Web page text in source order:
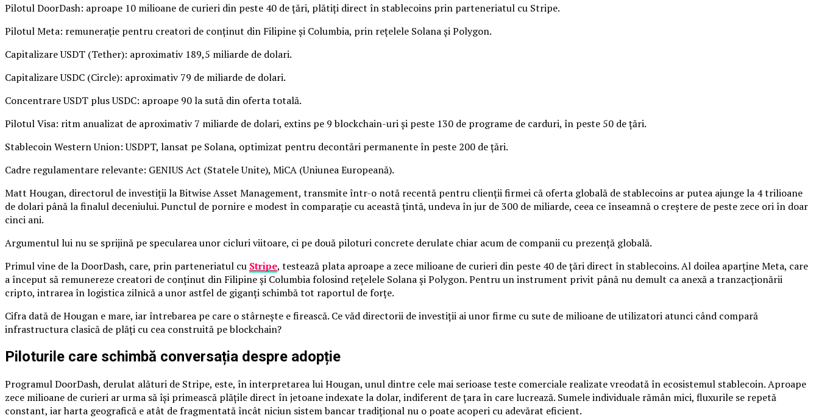
Pilotul DoorDash: aproape 10 milioane de curieri din peste 40 de țări, plătiți direct în stablecoins prin parteneriatul cu Stripe.
Pilotul Meta: remunerație pentru creatori de conținut din Filipine și Columbia, prin rețelele Solana și Polygon.
Capitalizare USDT (Tether): aproximativ 189,5 miliarde de dolari.
Capitalizare USDC (Circle): aproximativ 79 de miliarde de dolari.
Concentrare USDT plus USDC: aproape 90 la sută din oferta totală.
Pilotul Visa: ritm anualizat de aproximativ 7 miliarde de dolari, extins pe 9 blockchain-uri și peste 130 de programe de carduri, în peste 50 de țări.
Stablecoin Western Union: USDPT, lansat pe Solana, optimizat pentru decontări permanente în peste 200 de țări.
Cadre regulamentare relevante: GENIUS Act (Statele Unite), MiCA (Uniunea Europeană).
Matt Hougan, directorul de investiții la Bitwise Asset Management, transmite într-o notă recentă pentru clienții firmei că oferta globală de stablecoins ar putea ajunge la 4 trilioane
de dolari până la finalul deceniului. Punctul de pornire e modest în comparație cu această țintă, undeva în jur de 300 de miliarde, ceea ce înseamnă o creștere de peste zece ori în doar
cinci ani.
Argumentul lui nu se sprijină pe specularea unor cicluri viitoare, ci pe două piloturi concrete derulate chiar acum de companii cu prezență globală.
Primul vine de la DoorDash, care, prin parteneriatul cu Stripe, testează plata aproape a zece milioane de curieri din peste 40 de țări direct în stablecoins. Al doilea aparține Meta, care
a început să remunereze creatori de conținut din Filipine și Columbia folosind rețelele Solana și Polygon. Pentru un instrument privit până nu demult ca anexă a tranzacționării
cripto, intrarea în logistica zilnică a unor astfel de giganți schimbă tot raportul de forțe.
Cifra dată de Hougan e mare, iar întrebarea pe care o stârnește e firească. Ce văd directorii de investiții ai unor firme cu sute de milioane de utilizatori atunci când compară
infrastructura clasică de plăți cu cea construită pe blockchain?
Piloturile care schimbă conversația despre adopție
Programul DoorDash, derulat alături de Stripe, este, în interpretarea lui Hougan, unul dintre cele mai serioase teste comerciale realizate vreodată în ecosistemul stablecoin. Aproape
zece milioane de curieri ar urma să își primească plățile direct în jetoane indexate la dolar, indiferent de țara în care lucrează. Sumele individuale rămân mici, fluxurile se repetă
constant, iar harta geografică e atât de fragmentată încât niciun sistem bancar tradițional nu o poate acoperi cu adevărat eficient.